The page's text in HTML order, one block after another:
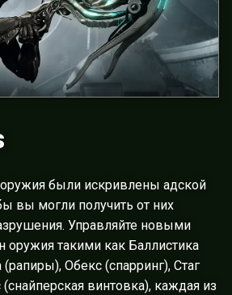
были искривлены адской
вы могли получить от них
Управляйте новыми
оружия такими как Баллистика
(рапиры), Обекс (спарринг), Стаг
(снайперская винтовка), каждая из